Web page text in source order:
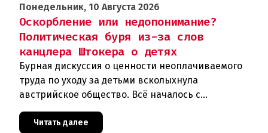
Понедельник, 10 Августа 2026
Оскорбление или недопонимание?
Политическая буря из-за слов
канцлера Штокера о детях
Бурная дискуссия о ценности неоплачиваемого
труда по уходу за детьми всколыхнула
австрийское общество. Всё началось с
неосторожного заявления канцлера Кристиана
Штокера, который на вопрос перегруженно
Читать далее